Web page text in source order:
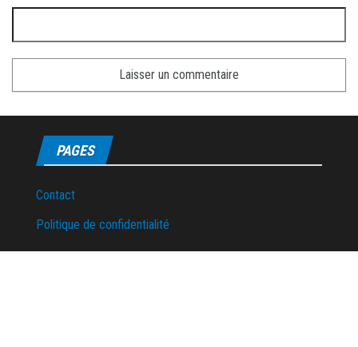
PAGES
Contact
Politique de confidentialité